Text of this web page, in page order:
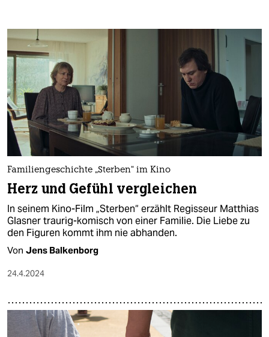
Familiengeschichte „Sterben“ im Kino
Herz und Gefühl vergleichen
In seinem Kino-Film „Sterben“ erzählt Regisseur Matthias
Glasner traurig-komisch von einer Familie. Die Liebe zu
den Figuren kommt ihm nie abhanden.
Von Jens Balkenborg
24.4.2024